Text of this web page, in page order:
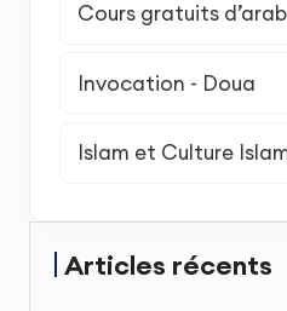
Cours gratuits
Invocation - Doua
Islam et Culture
Articles récents